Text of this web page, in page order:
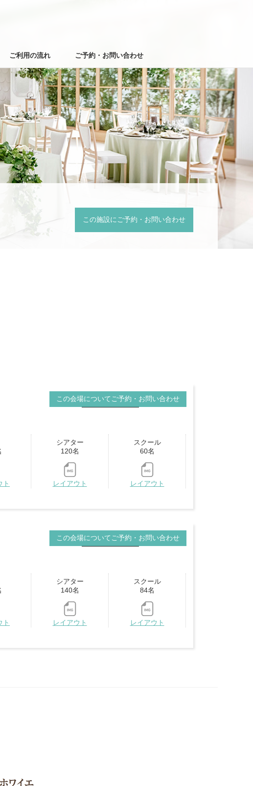
ご利用の流れ ご予約・お問い合わせ
この施設にご予約・お問い合わせ
この会場についてご予約・お問い合わせ
VRビュー
ト
シアター
120名
レイアウト
スクール
60名
レイアウト
この会場についてご予約・お問い合わせ
VRビュー
ト
シアター
140名
レイアウト
スクール
84名
レイアウト